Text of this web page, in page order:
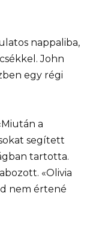
nappaliba,
John
egy régi
a
segített
tartotta.
«Olivia
nem értené